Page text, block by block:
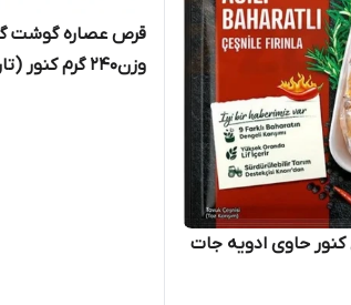
حاوی ادویه جات
وزن240 گرم کنور